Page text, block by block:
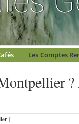
Les Comptes
?
|